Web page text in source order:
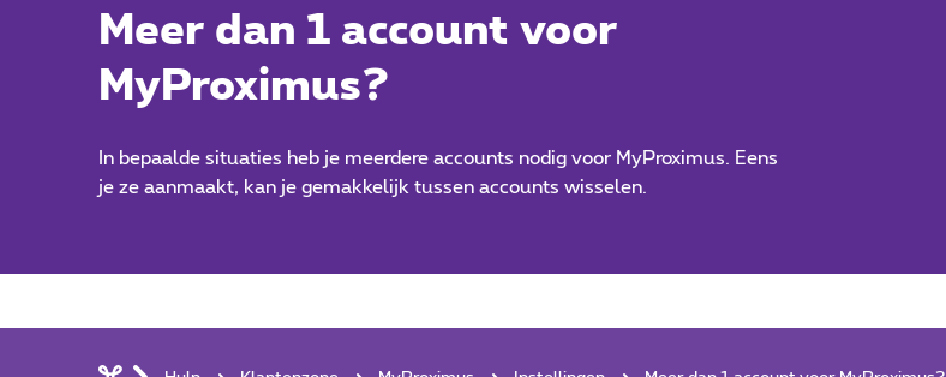
Meer dan 1 account voor
MyProximus?
In bepaalde situaties heb je meerdere accounts nodig voor MyProximus. Eens
je ze aanmaakt, kan je gemakkelijk tussen accounts wisselen.